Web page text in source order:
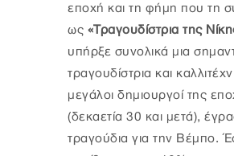
εποχή και τη φήμη που τη
ως «Τραγουδίστρια της
υπήρξε συνολικά μια
τραγουδίστρια και
μεγάλοι δημιουργοί της
(δεκαετία 30 και μετά),
τραγούδια για την Βέμπο.